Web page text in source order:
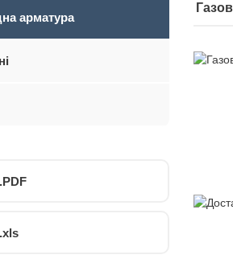
арматура